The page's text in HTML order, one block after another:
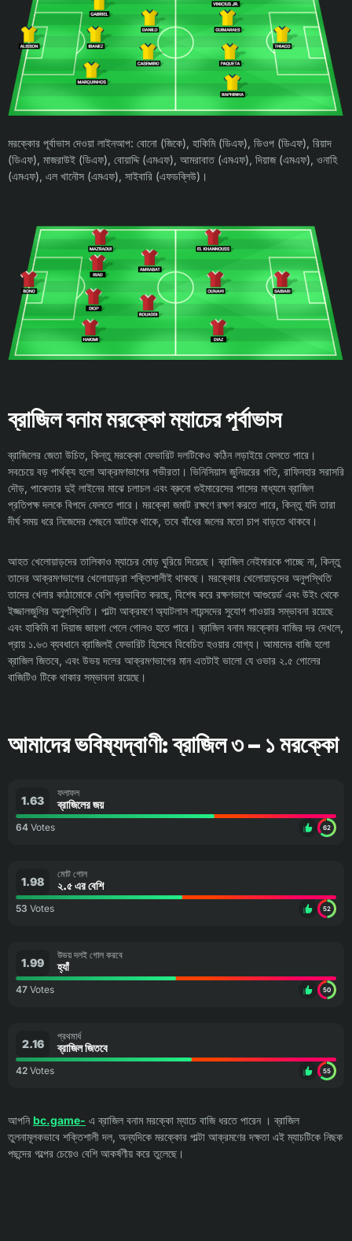
মরক্কোর পূর্বাভাস দেওয়া লাইনআপ: বোনো (জিকে), হাকিমি (ডিএফ), ডিওপ (ডিএফ), রিয়াদ
(ডিএফ), মাজরাউই (ডিএফ), বোয়াদ্দি (এমএফ), আমরাবাত (এমএফ), দিয়াজ (এমএফ), ওনাহি
(এমএফ), এল খানৌস (এমএফ), সাইবারি (এফডব্লিউ)।
ব্রাজিল বনাম মরক্কো ম্যাচের পূর্বাভাস
ব্রাজিলের জেতা উচিত, কিন্তু মরক্কো ফেভারিট দলটিকেও কঠিন লড়াইয়ে ফেলতে পারে।
সবচেয়ে বড় পার্থক্য হলো আক্রমণভাগের গভীরতা। ভিনিসিয়াস জুনিয়রের গতি, রাফিনহার সরাসরি
দৌড়, পাকেতার দুই লাইনের মাঝে চলাচল এবং ব্রুনো গুইমারেসের পাসের মাধ্যমে ব্রাজিল
প্রতিপক্ষ দলকে বিপদে ফেলতে পারে। মরক্কো জমাট রক্ষণে রক্ষণ করতে পারে, কিন্তু যদি তারা
দীর্ঘ সময় ধরে নিজেদের পেছনে আটকে থাকে, তবে বাঁধের জলের মতো চাপ বাড়তে থাকবে।
আহত খেলোয়াড়দের তালিকাও ম্যাচের মোড় ঘুরিয়ে দিয়েছে। ব্রাজিল নেইমারকে পাচ্ছে না, কিন্তু
তাদের আক্রমণভাগের খেলোয়াড়রা শক্তিশালীই থাকছে। মরক্কোর খেলোয়াড়দের অনুপস্থিতি
তাদের খেলার কাঠামোকে বেশি প্রভাবিত করছে, বিশেষ করে রক্ষণভাগে আগুয়ের্ড এবং উইং থেকে
ইজ্জালজুলির অনুপস্থিতি। পাল্টা আক্রমণে অ্যাটলাস লায়ন্সদের সুযোগ পাওয়ার সম্ভাবনা রয়েছে
এবং হাকিমি বা দিয়াজ জায়গা পেলে গোলও হতে পারে। ব্রাজিল বনাম মরক্কোর বাজির দর দেখলে,
প্রায় ১.৬৩ ব্যবধানে ব্রাজিলই ফেভারিট হিসেবে বিবেচিত হওয়ার যোগ্য। আমাদের বাজি হলো
ব্রাজিল জিতবে, এবং উভয় দলের আক্রমণভাগের মান এতটাই ভালো যে ওভার ২.৫ গোলের
বাজিটিও টিকে থাকার সম্ভাবনা রয়েছে।
আমাদের ভবিষ্যদ্বাণী: ব্রাজিল ৩ – ১ মরক্কো
1.63
ফলাফল
ব্রাজিলের জয়
64 Votes 62
1.98
মোট গোল
২.৫ এর বেশি
53 Votes 52
1.99
উভয় দলই গোল করবে
হ্যাঁ
47 Votes 50
2.16
প্রথমার্ধ
ব্রাজিল জিতবে
42 Votes 55
আপনিbc.game- এ ব্রাজিল বনাম মরক্কো ম্যাচে বাজি ধরতে পারেন । ব্রাজিল
তুলনামূলকভাবে শক্তিশালী দল, অন্যদিকে মরক্কোর পাল্টা আক্রমণের দক্ষতা এই ম্যাচটিকে নিছক
পছন্দের গল্পের চেয়েও বেশি আকর্ষণীয় করে তুলেছে।